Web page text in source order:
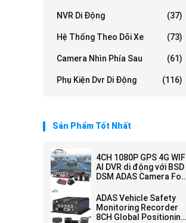
NVR Di Động (37)
Hệ Thống Theo Dõi Xe (73)
Camera Nhìn Phía Sau (61)
Phụ Kiện Dvr Di Động (116)
Sản Phẩm Tốt Nhất
4CH 1080P GPS 4G WIFI
AI DVR di động với BSD
DSM ADAS Camera For
ADAS Vehicle Safety
Monitoring Recorder
8CH Global Positioning